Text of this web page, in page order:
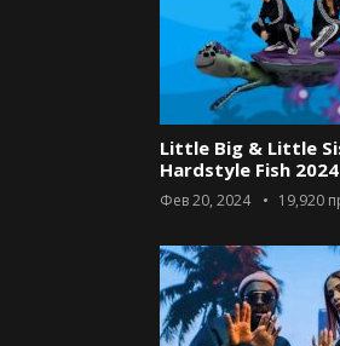
Little Big & Little
Hardstyle Fish 2024
Фев 20, 2024 19,920